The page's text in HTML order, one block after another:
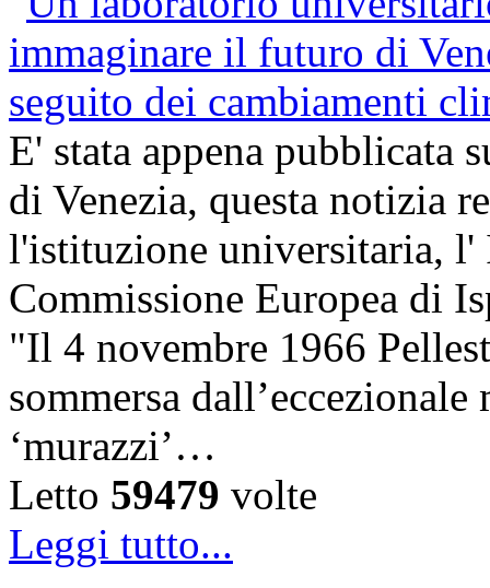
E' stata appena pubblicata
di Venezia, questa notizia
l'istituzione universitaria,
Commissione Europea di
"Il 4 novembre 1966
sommersa
‘murazzi’…
Letto 59479 volte
Leggi tutto...